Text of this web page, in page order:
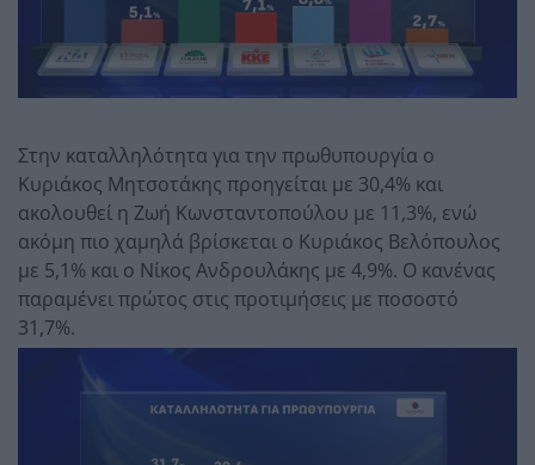
Στην καταλληλότητα για την πρωθυπουργία ο
Κυριάκος Μητσοτάκης προηγείται με 30,4% και
ακολουθεί η Ζωή Κωνσταντοπούλου με 11,3%, ενώ
ακόμη πιο χαμηλά βρίσκεται ο Κυριάκος Βελόπουλος
με 5,1% και ο Νίκος Ανδρουλάκης με 4,9%. Ο κανένας
παραμένει πρώτος στις προτιμήσεις με ποσοστό
31,7%.